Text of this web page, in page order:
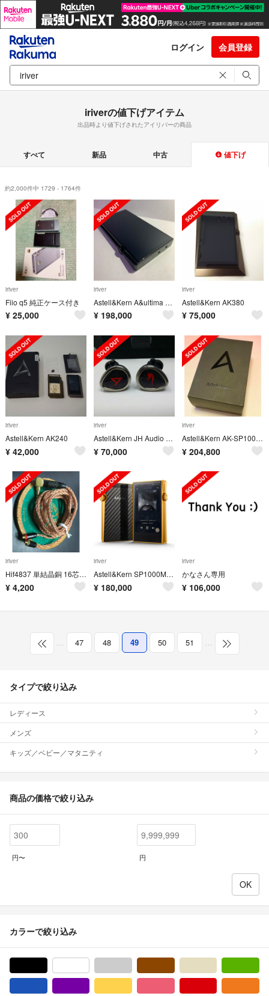
ログイン 会員登録
iriverの値下げアイテム
出品時より値下げされたアイリバーの商品
すべて 新品 中古 値下げ
約2,000件中 1729 - 1764件
iriver
Fiio q5 純正ケース付き
¥ 25,000
iriver
Astell&Kern A&ultima SP1000 Onyx Black
¥ 198,000
iriver
Astell&Kern AK380
¥ 75,000
iriver
Astell&Kern AK240
¥ 42,000
iriver
Astell&Kern JH Audio Roxanne II
¥ 70,000
iriver
Astell&Kern AK-SP1000-OB Onyx Black
¥ 204,800
iriver
Hif4837 単結晶銅 16芯 L字 3.5mm mmcx
¥ 4,200
iriver
Astell&Kern SP1000M Gold 256GB 限定モデル
¥ 180,000
iriver
かなさん専用
¥ 106,000
… 47 48 49 50 51 …
タイプで絞り込み
レディース
メンズ
キッズ／ベビー／マタニティ
商品の価格で絞り込み
円〜 円
カラーで絞り込み